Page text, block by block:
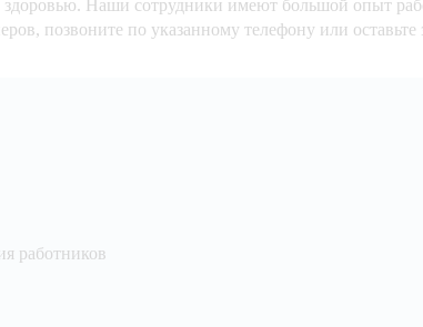
Наши сотрудники имеют большой опыт
позвоните по указанному телефону или оставьте
работников